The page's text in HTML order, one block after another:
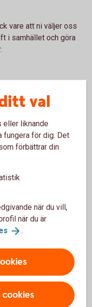
vare att ni väljer oss
i samhället och göra
från
från våra
unga i
inspirera dem att
de själva kan göra
val
eller liknande
fungera för dig. Det
förbättrar din
när du vill,
när du är
.
cookies